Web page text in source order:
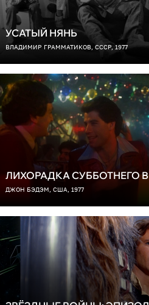
УСАТЫЙ НЯНЬ
ВЛАДИМИР ГРАММАТИКОВ, СССР, 1977
ЛИХОРАДКА СУББОТНЕГО
ДЖОН БЭДЭМ, США, 1977